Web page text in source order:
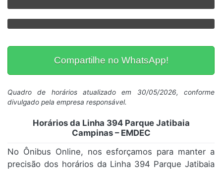
Compartilhe no WhatsApp!
Quadro de horários atualizado em 30/05/2026, conforme
divulgado pela empresa responsável.
Horários da Linha 394 Parque Jatibaia
Campinas – EMDEC
No Ônibus Online, nos esforçamos para manter a
precisão dos horários da Linha 394 Parque Jatibaia